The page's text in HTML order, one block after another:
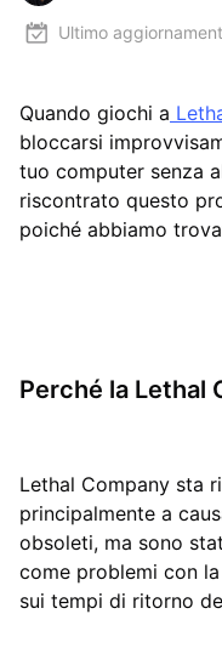
Ultimo
Quando giochi a
bloccarsi
tuo computer senza
riscontrato questo
poiché abbiamo
Perché la Lethal
Lethal Company sta
principalmente a
obsoleti, ma sono
come problemi con
sui tempi di ritorno